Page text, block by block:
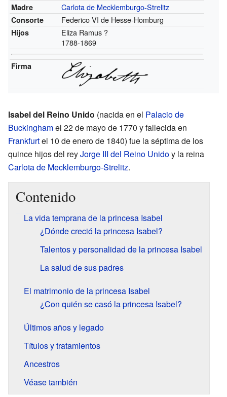
Madre Carlota de Mecklemburgo-Strelitz
Consorte Federico VI de Hesse-Homburg
Hijos
Eliza Ramus ?
1788-1869
Firma
Isabel del Reino Unido (nacida en el Palacio de
Buckinghamel 22 de mayo de 1770 y fallecida en
Frankfurtel 10 de enero de 1840) fue la séptima de los
quince hijos del reyJorge III del Reino Unidoy la reina
Carlota de Mecklemburgo-Strelitz.
Contenido
La vida temprana de la princesa Isabel
¿Dónde creció la princesa Isabel?
Talentos y personalidad de la princesa Isabel
La salud de sus padres
El matrimonio de la princesa Isabel
¿Con quién se casó la princesa Isabel?
Últimos años y legado
Títulos y tratamientos
Ancestros
Véase también